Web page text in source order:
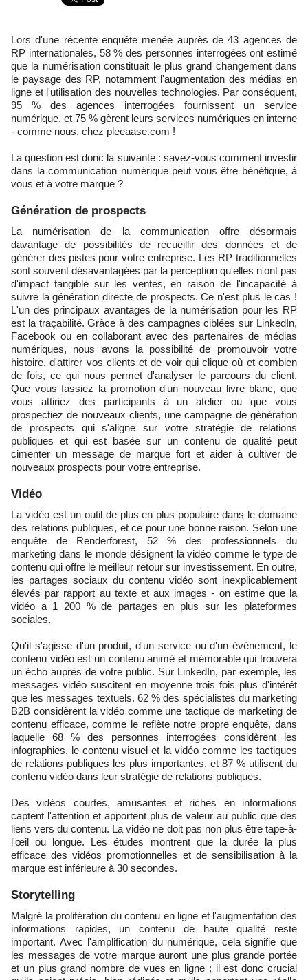
Lors d'une récente enquête menée auprès de 43 agences de
RP internationales, 58 % des personnes interrogées ont estimé
que la numérisation constituait le plus grand changement dans
le paysage des RP, notamment l'augmentation des médias en
ligne et l'utilisation des nouvelles technologies. Par conséquent,
95 % des agences interrogées fournissent un service
numérique, et 75 % gèrent leurs services numériques en interne
- comme nous, chez pleeaase.com !
La question est donc la suivante : savez-vous comment investir
dans la communication numérique peut vous être bénéfique, à
vous et à votre marque ?
Génération de prospects
La numérisation de la communication offre désormais
davantage de possibilités de recueillir des données et de
générer des pistes pour votre entreprise. Les RP traditionnelles
sont souvent désavantagées par la perception qu'elles n'ont pas
d'impact tangible sur les ventes, en raison de l'incapacité à
suivre la génération directe de prospects. Ce n'est plus le cas !
L'un des principaux avantages de la numérisation pour les RP
est la traçabilité. Grâce à des campagnes ciblées sur LinkedIn,
Facebook ou en collaborant avec des partenaires de médias
numériques, nous avons la possibilité de promouvoir votre
histoire, d'attirer vos clients et de voir qui clique où et combien
de fois, ce qui nous permet d'analyser le parcours du client.
Que vous fassiez la promotion d'un nouveau livre blanc, que
vous attiriez des participants à un atelier ou que vous
prospectiez de nouveaux clients, une campagne de génération
de prospects qui s'aligne sur votre stratégie de relations
publiques et qui est basée sur un contenu de qualité peut
cimenter un message de marque fort et aider à cultiver de
nouveaux prospects pour votre entreprise.
Vidéo
La vidéo est un outil de plus en plus populaire dans le domaine
des relations publiques, et ce pour une bonne raison. Selon une
enquête de Renderforest, 52 % des professionnels du
marketing dans le monde désignent la vidéo comme le type de
contenu qui offre le meilleur retour sur investissement. En outre,
les partages sociaux du contenu vidéo sont inexplicablement
élevés par rapport au texte et aux images - on estime que la
vidéo a 1 200 % de partages en plus sur les plateformes
sociales.
Qu'il s'agisse d'un produit, d'un service ou d'un événement, le
contenu vidéo est un contenu animé et mémorable qui trouvera
un écho auprès de votre public. Sur LinkedIn, par exemple, les
messages vidéo suscitent en moyenne trois fois plus d'intérêt
que les messages textuels. 62 % des spécialistes du marketing
B2B considèrent la vidéo comme une tactique de marketing de
contenu efficace, comme le reflète notre propre enquête, dans
laquelle 68 % des personnes interrogées considèrent les
infographies, le contenu visuel et la vidéo comme les tactiques
de relations publiques les plus importantes, et 87 % utilisent du
contenu vidéo dans leur stratégie de relations publiques.
Des vidéos courtes, amusantes et riches en informations
captent l'attention et apportent plus de valeur au public que des
liens vers du contenu. La vidéo ne doit pas non plus être tape-à-
l'œil ou longue. Les études montrent que la durée la plus
efficace des vidéos promotionnelles et de sensibilisation à la
marque est inférieure à 30 secondes.
​Storytelling
Malgré la prolifération du contenu en ligne et l'augmentation des
informations rapides, un contenu de haute qualité reste
important. Avec l'amplification du numérique, cela signifie que
les messages de votre marque auront une plus grande portée
et un plus grand nombre de vues en ligne ; il est donc crucial